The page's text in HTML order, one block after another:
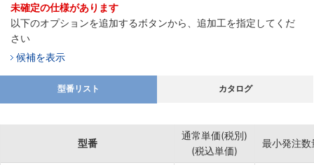
未確定の仕様があります
以下のオプションを追加するボタンから、追加工を指定してくだ
さい
候補を表示
型番リスト カタログ
型番
通常単価(税別)
(税込単価)
最小発注数